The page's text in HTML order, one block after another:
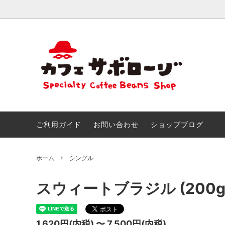
おためしセット
チョコ＆スイーツのためのマリアージュ サボロ
ごあいさつ
ご利用ガイド お問い合わせ ショップブログ
ホーム シングル
スウィートブラジル